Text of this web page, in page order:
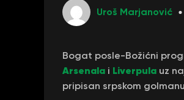
Uroš Marjanović
Bogat posle-Božićni
Arsenala i Liverpula uz
pripisan srpskom golmanu